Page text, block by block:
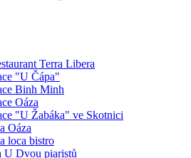
Terra Libera
"U Čápa"
Binh Minh
Oáza
"U Žabáka" ve Skotnici
Oáza
loca bistro
U Dvou piaristů